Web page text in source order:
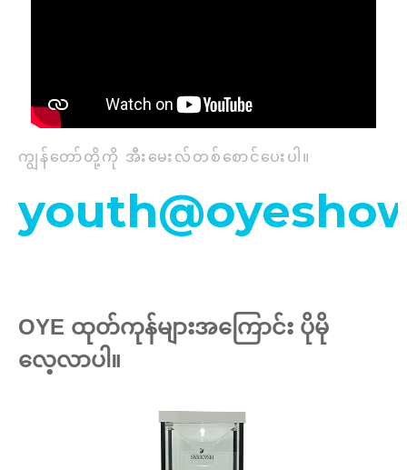
ကျွန်တော်တို့ကို အီးမေးလ်တစ်စောင်ပေးပါ။
OYE ထုတ်ကုန်များအကြောင်း ပိုမို
လေ့လာပါ။